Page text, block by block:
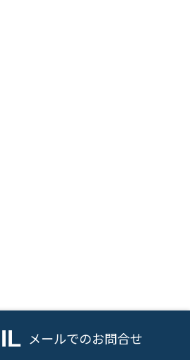
メールでのお問合せ